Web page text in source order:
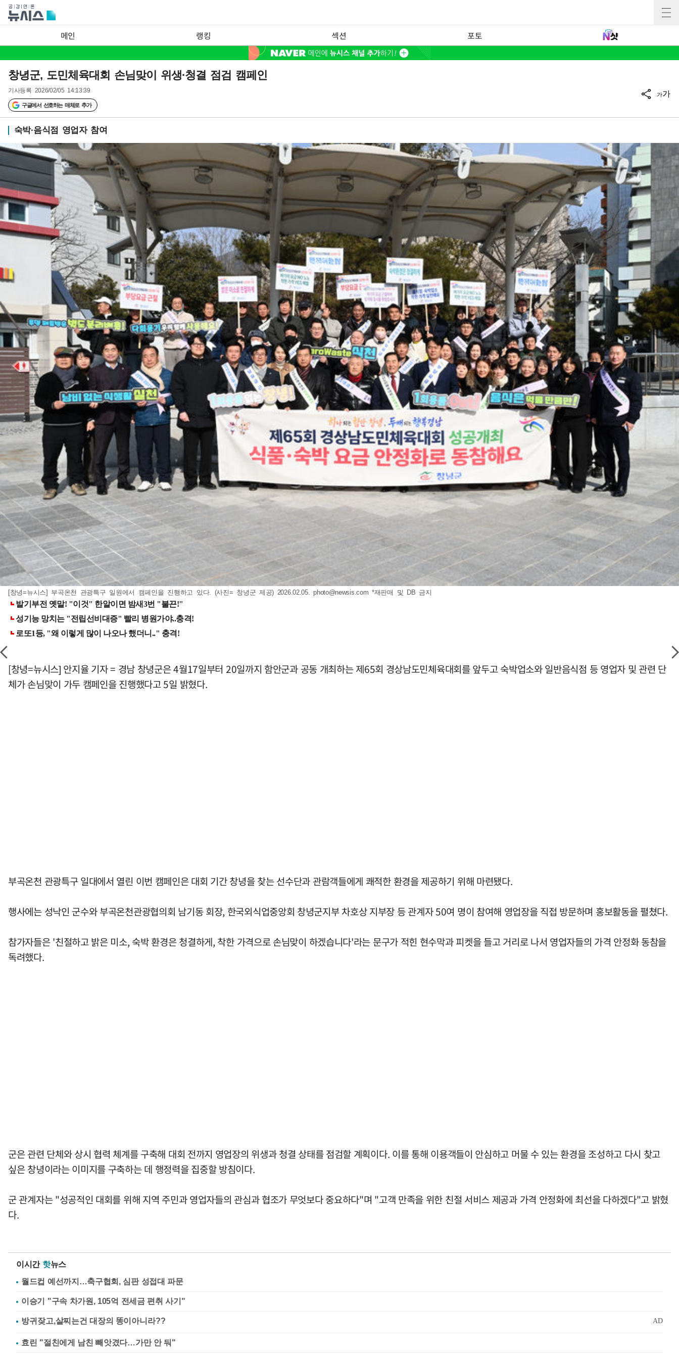
메인 랭킹 섹션 포토
창녕군, 도민체육대회 손님맞이 위생·청결 점검 캠페인
기사등록 2026/02/05 14:13:39
구글에서 선호하는 매체로 추가
가가
숙박·음식점 영업자 참여
[창녕=뉴시스] 부곡온천 관광특구 일원에서 캠페인을 진행하고 있다. (사진= 창녕군 제공) 2026.02.05.photo@newsis.com *재판매 및 DB 금지
[창녕=뉴시스] 안지율 기자 = 경남 창녕군은 4월17일부터 20일까지 함안군과 공동 개최하는 제65회 경상남도민체육대회를 앞두고 숙박업소와 일반음식점 등 영업자 및 관련 단
체가 손님맞이 가두 캠페인을 진행했다고 5일 밝혔다.
부곡온천 관광특구 일대에서 열린 이번 캠페인은 대회 기간 창녕을 찾는 선수단과 관람객들에게 쾌적한 환경을 제공하기 위해 마련됐다.
행사에는 성낙인 군수와 부곡온천관광협의회 남기동 회장, 한국외식업중앙회 창녕군지부 차호상 지부장 등 관계자 50여 명이 참여해 영업장을 직접 방문하며 홍보활동을 펼쳤다.
참가자들은 '친절하고 밝은 미소, 숙박 환경은 청결하게, 착한 가격으로 손님맞이 하겠습니다'라는 문구가 적힌 현수막과 피켓을 들고 거리로 나서 영업자들의 가격 안정화 동참을
독려했다.
군은 관련 단체와 상시 협력 체계를 구축해 대회 전까지 영업장의 위생과 청결 상태를 점검할 계획이다. 이를 통해 이용객들이 안심하고 머물 수 있는 환경을 조성하고 다시 찾고
싶은 창녕이라는 이미지를 구축하는 데 행정력을 집중할 방침이다.
군 관계자는 "성공적인 대회를 위해 지역 주민과 영업자들의 관심과 협조가 무엇보다 중요하다"며 "고객 만족을 위한 친절 서비스 제공과 가격 안정화에 최선을 다하겠다"고 밝혔
다.
이시간 핫뉴스
월드컵 예선까지…축구협회, 심판 성접대 파문
이승기 "구속 차가원, 105억 전세금 편취 사기"
효린 "절친에게 남친 빼앗겼다…가만 안 둬"